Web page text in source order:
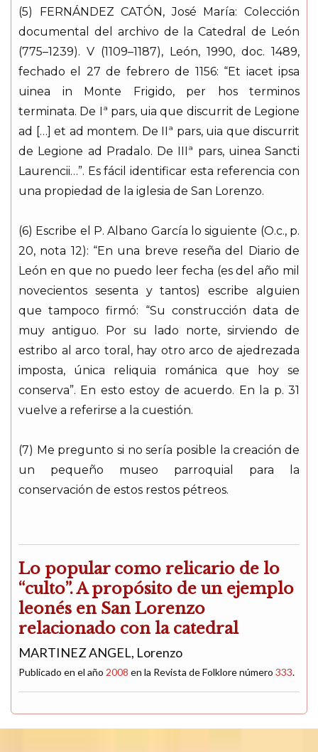
(5) FERNÁNDEZ CATÓN, José María: Colección
documental del archivo de la Catedral de León
(775–1239). V (1109–1187), León, 1990, doc. 1489,
fechado el 27 de febrero de 1156: “Et iacet ipsa
uinea in Monte Frigido, per hos terminos
terminata. De Iª pars, uia que discurrit de Legione
ad […] et ad montem. De IIª pars, uia que discurrit
de Legione ad Pradalo. De IIIª pars, uinea Sancti
Laurencii…”. Es fácil identificar esta referencia con
una propiedad de la iglesia de San Lorenzo.
(6) Escribe el P. Albano García lo siguiente (O.c., p.
20, nota 12): “En una breve reseña del Diario de
León en que no puedo leer fecha (es del año mil
novecientos sesenta y tantos) escribe alguien
que tampoco firmó: “Su construcción data de
muy antiguo. Por su lado norte, sirviendo de
estribo al arco toral, hay otro arco de ajedrezada
imposta, única reliquia románica que hoy se
conserva”. En esto estoy de acuerdo. En la p. 31
vuelve a referirse a la cuestión.
(7) Me pregunto si no sería posible la creación de
un pequeño museo parroquial para la
conservación de estos restos pétreos.
Lo popular como relicario de lo
“culto”. A propósito de un ejemplo
leonés en San Lorenzo
relacionado con la catedral
MARTINEZ ANGEL, Lorenzo
Publicado en el año 2008 en la Revista de Folklore número 333.